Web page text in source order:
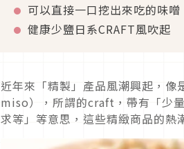
可以直接一口挖出來吃的味噌
健康少鹽日系CRAFT風吹起
近年來「精製」產品風潮興起，
miso），所謂的craft，帶有「少
求等」等意思，這些精緻商品的熱